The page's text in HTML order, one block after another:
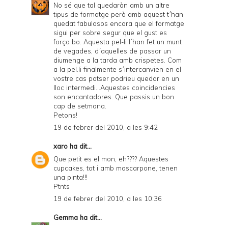
No sé que tal quedaràn amb un altre
tipus de formatge però amb aquest t´han
quedat fabulosos encara que el formatge
sigui per sobre segur que el gust es
força bo. Aquesta pel-li l´han fet un munt
de vegades, d´aquelles de passar un
diumenge a la tarda amb crispetes. Com
a la pel.li finalmente s´intercanvien en el
vostre cas potser podrieu quedar en un
lloc intermedi...Aquestes coincidencies
son encantadores. Que passis un bon
cap de setmana.
Petons!
19 de febrer del 2010, a les 9:42
xaro ha dit...
Que petit es el mon, eh???? Aquestes
cupcakes, tot i amb mascarpone, tenen
una pinta!!!
Ptnts
19 de febrer del 2010, a les 10:36
Gemma ha dit...